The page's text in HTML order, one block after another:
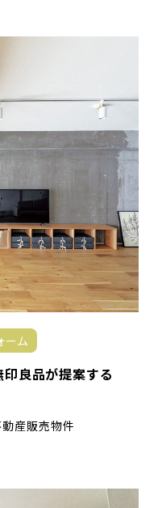
ーム
良品が提案する
産販売物件